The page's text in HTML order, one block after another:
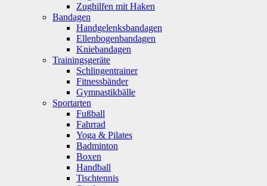
Zughilfen mit Haken
Bandagen
Handgelenksbandagen
Ellenbogenbandagen
Kniebandagen
Trainingsgeräte
Schlingentrainer
Fitnessbänder
Gymnastikbälle
Sportarten
Fußball
Fahrrad
Yoga & Pilates
Badminton
Boxen
Handball
Tischtennis